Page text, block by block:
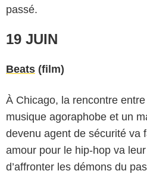
passé.
19 JUIN
Beats (film)
À Chicago, la rencontre
musique agoraphobe et un
devenu agent de sécurité va
amour pour le hip-hop va
d’affronter les démons du
Netflix